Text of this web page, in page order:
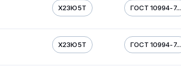
Х23Ю5Т ГОСТ 10994-7...
Х23Ю5Т ГОСТ 10994-7...